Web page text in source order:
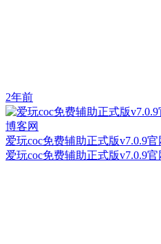
2年前
爱玩coc免费辅助正式版v7.0.9
爱玩coc免费辅助正式版v7.0.9